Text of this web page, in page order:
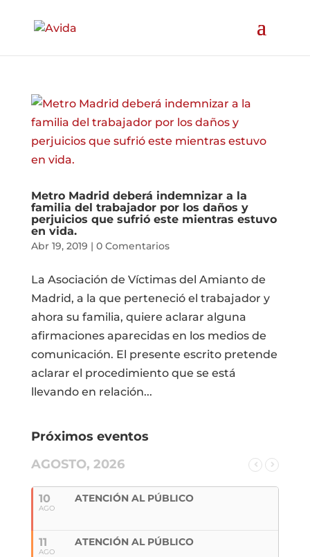
Metro Madrid deberá indemnizar a la
familia del trabajador por los daños y
perjuicios que sufrió este mientras estuvo
en vida.
Abr 19, 2019 | 0 Comentarios
La Asociación de Víctimas del Amianto de
Madrid, a la que perteneció el trabajador y
ahora su familia, quiere aclarar alguna
afirmaciones aparecidas en los medios de
comunicación. El presente escrito pretende
aclarar el procedimiento que se está
llevando en relación...
Próximos eventos
AGOSTO, 2026
10
AGO
ATENCIÓN AL PÚBLICO
11
AGO
ATENCIÓN AL PÚBLICO